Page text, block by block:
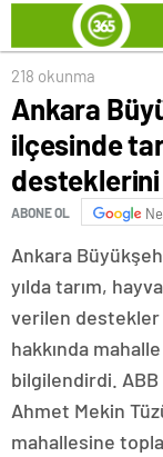
anlattı
218 okunma
Ankara
ilçesinde
desteklerini
ABONE OL
Ankara
yılda tarım,
verilen destekler
hakkında
bilgilendirdi. ABB
Ahmet Mekin
mahallesine